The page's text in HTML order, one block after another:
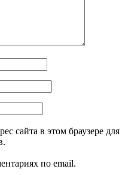
сайта в этом браузере для
по email.